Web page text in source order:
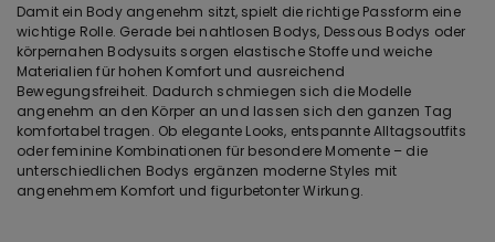
Damit ein Body angenehm sitzt, spielt die richtige Passform eine
wichtige Rolle. Gerade bei nahtlosen Bodys, Dessous Bodys oder
körpernahen Bodysuits sorgen elastische Stoffe und weiche
Materialien für hohen Komfort und ausreichend
Bewegungsfreiheit. Dadurch schmiegen sich die Modelle
angenehm an den Körper an und lassen sich den ganzen Tag
komfortabel tragen. Ob elegante Looks, entspannte Alltagsoutfits
oder feminine Kombinationen für besondere Momente – die
unterschiedlichen Bodys ergänzen moderne Styles mit
angenehmem Komfort und figurbetonter Wirkung.